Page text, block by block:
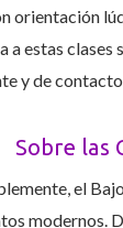
orientación
a estas clases
y de
Sobre las
el
modernos.